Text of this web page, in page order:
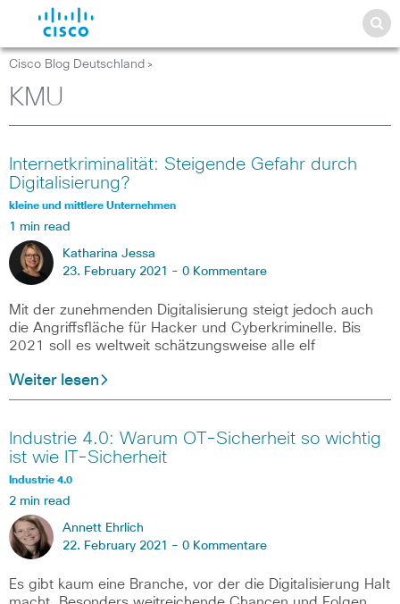
Cisco Blog Deutschland >
KMU
Internetkriminalität: Steigende Gefahr durch
Digitalisierung?
kleine und mittlere Unternehmen
1 min read
Katharina Jessa
23. February 2021 - 0 Kommentare
Mit der zunehmenden Digitalisierung steigt jedoch auch
die Angriffsfläche für Hacker und Cyberkriminelle. Bis
2021 soll es weltweit schätzungsweise alle elf
Weiter lesen
Industrie 4.0: Warum OT-Sicherheit so wichtig
ist wie IT-Sicherheit
Industrie 4.0
2 min read
Annett Ehrlich
22. February 2021 - 0 Kommentare
Es gibt kaum eine Branche, vor der die Digitalisierung Halt